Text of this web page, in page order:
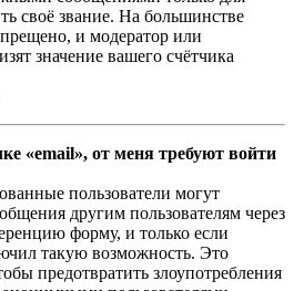
своё звание. На большинстве
и модератор или
значение вашего счётчика
«email», от меня требуют войти
пользователи могут
другим пользователям через
форму, и только если
такую возможность. Это
предотвратить злоупотребления